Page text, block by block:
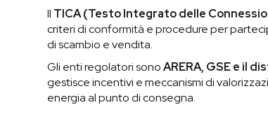
Il TICA (Testo Integrato delle
criteri di conformità e procedure per
di scambio e vendita.
Gli enti regolatori sonoARERA, GSE e il
gestisce incentivi e meccanismi di
energia al punto di consegna.